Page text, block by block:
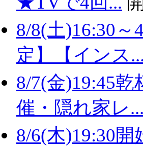
8/8(土)16:30
定】【インス...
8/7(金)19:45
催・隠れ家レ...
8/6(木)19:30